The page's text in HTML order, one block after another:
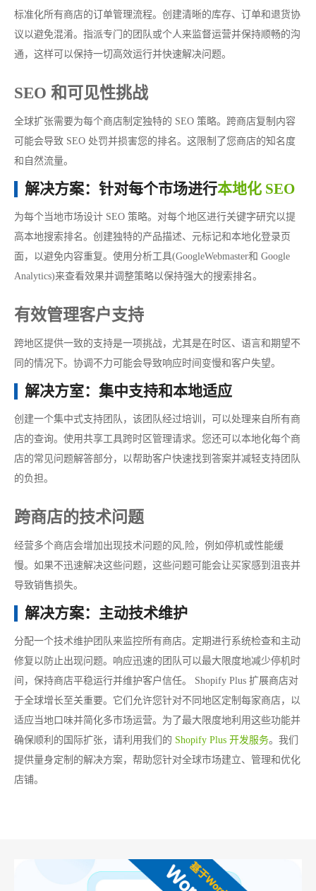
标准化所有商店的订单管理流程。创建清晰的库存、订单和退货协
议以避免混淆。指派专门的团队或个人来监督运营并保持顺畅的沟
通，这样可以保持一切高效运行并快速解决问题。
SEO 和可见性挑战
全球扩张需要为每个商店制定独特的 SEO 策略。跨商店复制内容
可能会导致 SEO 处罚并损害您的排名。这限制了您商店的知名度
和自然流量。
解决方案：针对每个市场进行本地化 SEO
为每个当地市场设计 SEO 策略。对每个地区进行关键字研究以提
高本地搜索排名。创建独特的产品描述、元标记和本地化登录页
面，以避免内容重复。使用分析工具(GoogleWebmaster和 Google
Analytics)来查看效果并调整策略以保持强大的搜索排名。
有效管理客户支持
跨地区提供一致的支持是一项挑战，尤其是在时区、语言和期望不
同的情况下。协调不力可能会导致响应时间变慢和客户失望。
解决方室：集中支持和本地适应
创建一个集中式支持团队，该团队经过培训，可以处理来自所有商
店的查询。使用共享工具跨时区管理请求。您还可以本地化每个商
店的常见问题解答部分，以帮助客户快速找到答案并减轻支持团队
的负担。
跨商店的技术问题
经营多个商店会增加出现技术问题的风,险，例如停机或性能缓
慢。如果不迅速解决这些问题，这些问题可能会让买家感到沮丧并
导致销售损失。
解决方案：主动技术维护
分配一个技术维护团队来监控所有商店。定期进行系统检查和主动
修复以防止出现问题。响应迅速的团队可以最大限度地减少停机时
间，保持商店平稳运行并维护客户信任。
Shopify Plus 扩展商店对
于全球增长至关重要。它们允许您针对不同地区定制每家商店，以
适应当地口味并简化多市场运营。为了最大限度地利用这些功能并
确保顺利的国际扩张，请利用我们的 Shopify Plus 开发服务。我们
提供量身定制的解决方案，帮助您针对全球市场建立、管理和优化
店铺。